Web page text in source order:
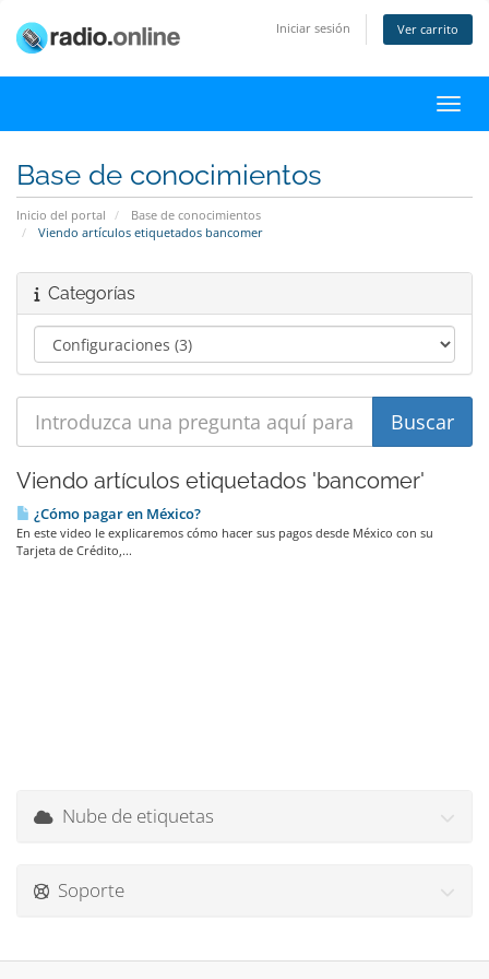
Iniciar sesión Ver carrito
Base de conocimientos
Inicio del portal
Base de conocimientos
Viendo artículos etiquetados bancomer
Categorías
Viendo artículos etiquetados 'bancomer'
¿Cómo pagar en México?
En este video le explicaremos cómo hacer sus pagos desde México con su
Tarjeta de Crédito,...
Nube de etiquetas
Soporte